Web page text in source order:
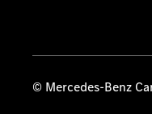
© Mercedes-Benz